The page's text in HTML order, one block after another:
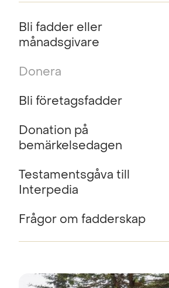
Bli fadder eller
månadsgivare
Donera
Bli företagsfadder
Donation på
bemärkelsedagen
Testamentsgåva till
Interpedia
Frågor om fadderskap